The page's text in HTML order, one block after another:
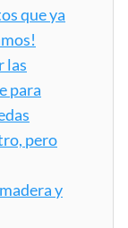
que ya
las
para
pero
y